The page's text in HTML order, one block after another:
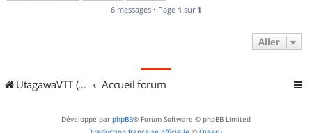
6 messages • Page 1 sur 1
Aller
UtagawaVTT (Randos VTT et VTTAE avec traces GPS) Accueil forum
Développé par phpBB® Forum Software © phpBB Limited